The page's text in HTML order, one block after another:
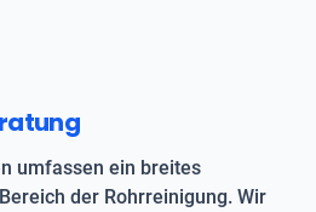
umfassen ein breites
der Rohrreinigung. Wir